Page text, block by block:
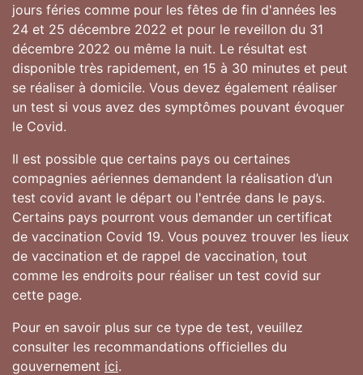
jours féries comme pour les fêtes de fin d'années les
24 et 25 décembre 2022 et pour le reveillon du 31
décembre 2022 ou même la nuit. Le résultat est
disponible très rapidement, en 15 à 30 minutes et peut
se réaliser à domicile. Vous devez également réaliser
un test si vous avez des symptômes pouvant évoquer
le Covid.
Il est possible que certains pays ou certaines
compagnies aériennes demandent la réalisation d’un
test covid avant le départ ou l'entrée dans le pays.
Certains pays pourront vous demander un certificat
de vaccination Covid 19. Vous pouvez trouver les lieux
de vaccination et de rappel de vaccination, tout
comme les endroits pour réaliser un test covid sur
cette page.
Pour en savoir plus sur ce type de test, veuillez
consulter les recommandations officielles du
gouvernement ici.